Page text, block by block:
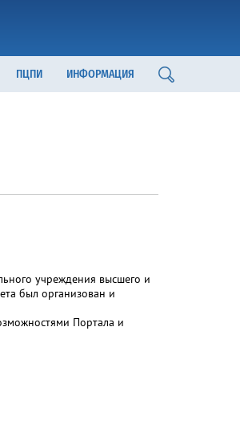
ПЦПИ ИНФОРМАЦИЯ
учреждения высшего и
был организован и
Портала и